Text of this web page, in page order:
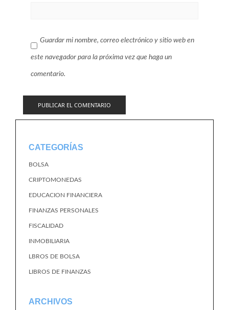
Guardar mi nombre, correo electrónico y sitio web en
este navegador para la próxima vez que haga un
comentario.
CATEGORÍAS
BOLSA
CRIPTOMONEDAS
EDUCACION FINANCIERA
FINANZAS PERSONALES
FISCALIDAD
INMOBILIARIA
LBROS DE BOLSA
LIBROS DE FINANZAS
ARCHIVOS